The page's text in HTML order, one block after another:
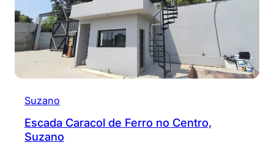
Suzano
Escada Caracol de Ferro no Centro,
Suzano